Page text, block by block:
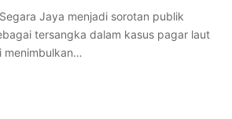
Jaya menjadi sorotan publik
tersangka dalam kasus pagar laut
menimbulkan…